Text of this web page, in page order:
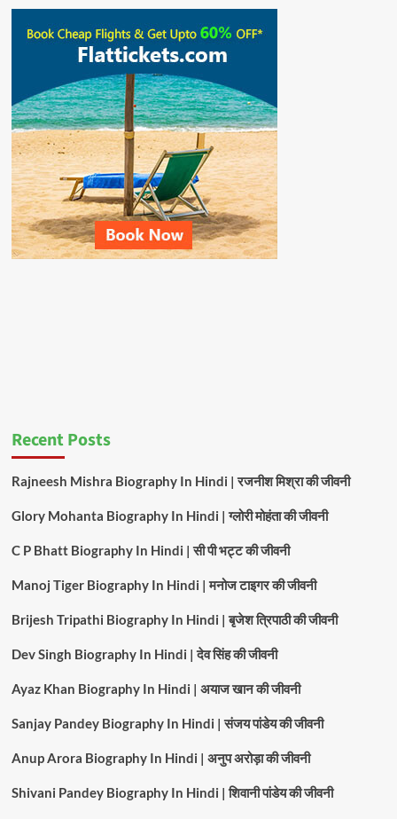
Recent Posts
Rajneesh Mishra Biography In Hindi | रजनीश मिश्रा की जीवनी
Glory Mohanta Biography In Hindi | ग्लोरी मोहंता की जीवनी
C P Bhatt Biography In Hindi | सी पी भट्ट की जीवनी
Manoj Tiger Biography In Hindi | मनोज टाइगर की जीवनी
Brijesh Tripathi Biography In Hindi | बृजेश त्रिपाठी की जीवनी
Dev Singh Biography In Hindi | देव सिंह की जीवनी
Ayaz Khan Biography In Hindi | अयाज खान की जीवनी
Sanjay Pandey Biography In Hindi | संजय पांडेय की जीवनी
Anup Arora Biography In Hindi | अनुप अरोड़ा की जीवनी
Shivani Pandey Biography In Hindi | शिवानी पांडेय की जीवनी